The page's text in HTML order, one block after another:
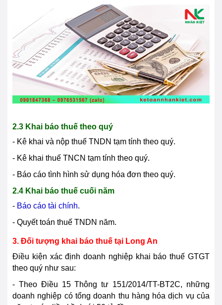
2.3 Khai báo thuế theo quý
- Kê khai và nộp thuế TNDN tạm tính theo quý.
- Kê khai thuế TNCN tạm tính theo quý.
- Báo cáo tình hình sử dụng hóa đơn theo quý.
2.4 Khai báo thuế cuối năm
- Báo cáo tài chính.
- Quyết toán thuế TNDN năm.
3. Đối tượng khai báo thuế tại Long An
Điều kiện xác định doanh nghiệp khai báo thuế GTGT
theo quý như sau:
- Theo Điều 15 Thông tư 151/2014/TT-BT2C, những
doanh nghiệp có tổng doanh thu hàng hóa dịch vụ của